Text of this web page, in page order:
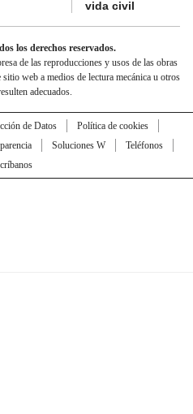
vida civil
los derechos reservados.
de las reproducciones y usos de las obras
web a medios de lectura mecánica u otros
adecuados.
de Datos
Política de cookies
Soluciones W
Teléfonos